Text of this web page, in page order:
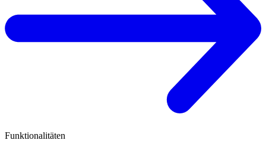
Funktionalitäten